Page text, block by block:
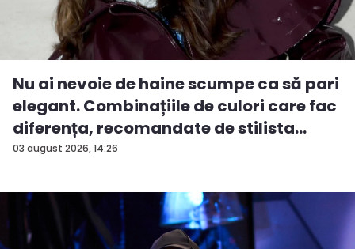
03 august 2026, 14:26
Nu ai nevoie de haine scumpe ca să pari
elegant. Combinațiile de culori care fac
diferența, recomandate de stilista
And...